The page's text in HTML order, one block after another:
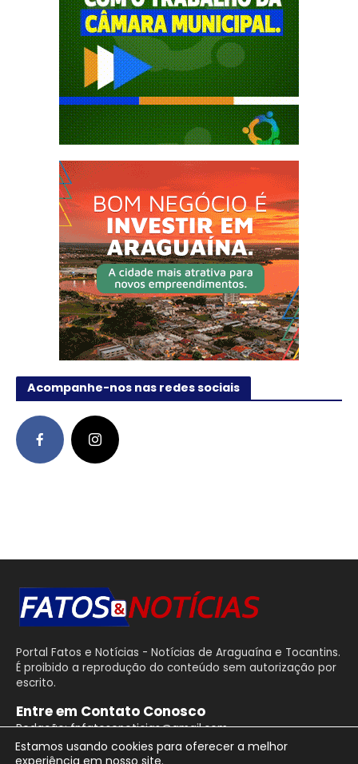
Acompanhe-nos nas redes sociais
Portal Fatos e Notícias - Notícias de Araguaína e Tocantins.
É proibido a reprodução do conteúdo sem autorização por
escrito.
Entre em Contato Conosco
Redação: fnfatosenoticias@gmail.com
Estamos usando cookies para oferecer a melhor
experiência em nosso site.